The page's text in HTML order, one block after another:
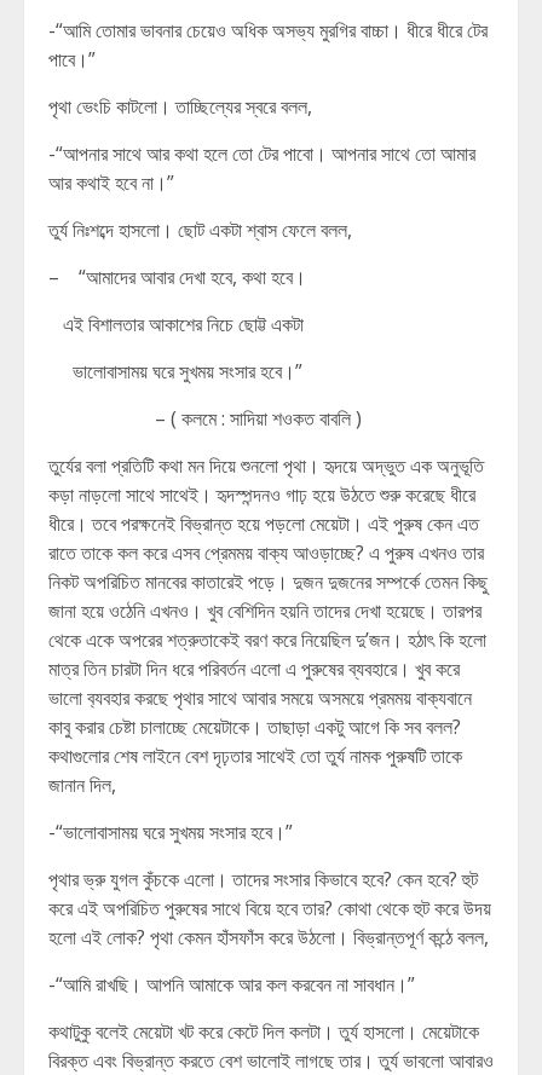
-“আমি তোমার ভাবনার চেয়েও অধিক অসভ্য মুরগির বাচ্চা। ধীরে ধীরে টের
পাবে।”
পৃথা ভেংচি কাটলো। তাচ্ছিল্যের স্বরে বলল,
-“আপনার সাথে আর কথা হলে তো টের পাবো। আপনার সাথে তো আমার
আর কথাই হবে না।”
তুর্য নিঃশব্দে হাসলো। ছোট একটা শ্বাস ফেলে বলল,
– “আমাদের আবার দেখা হবে, কথা হবে।
এই বিশালতার আকাশের নিচে ছোট্ট একটা
ভালোবাসাময় ঘরে সুখময় সংসার হবে।”
– ( কলমে : সাদিয়া শওকত বাবলি )
তুর্যের বলা প্রতিটি কথা মন দিয়ে শুনলো পৃথা। হৃদয়ে অদ্ভুত এক অনুভূতি
কড়া নাড়লো সাথে সাথেই। হৃদস্পন্দনও গাঢ় হয়ে উঠতে শুরু করেছে ধীরে
ধীরে। তবে পরক্ষনেই বিভ্রান্ত হয়ে পড়লো মেয়েটা। এই পুরুষ কেন এত
রাতে তাকে কল করে এসব প্রেমময় বাক্য আওড়াচ্ছে? এ পুরুষ এখনও তার
নিকট অপরিচিত মানবের কাতারেই পড়ে। দুজন দুজনের সম্পর্কে তেমন কিছু
জানা হয়ে ওঠেনি এখনও। খুব বেশিদিন হয়নি তাদের দেখা হয়েছে। তারপর
থেকে একে অপরের শত্রুতাকেই বরণ করে নিয়েছিল দু’জন। হঠাৎ কি হলো
মাত্র তিন চারটা দিন ধরে পরিবর্তন এলো এ পুরুষের ব্যবহারে। খুব করে
ভালো ব‌্যবহার করছে পৃথার সাথে আবার সময়ে অসময়ে প্রমময় বাক্যবানে
কাবু করার চেষ্টা চালাচ্ছে মেয়েটাকে। তাছাড়া একটু আগে কি সব বলল?
কথাগুলোর শেষ লাইনে বেশ দৃঢ়তার সাথেই তো তুর্য নামক পুরুষটি তাকে
জানান দিল,
-“ভালোবাসাময় ঘরে সুখময় সংসার হবে।”
পৃথার ভ্রু যুগল কুঁচকে এলো। তাদের সংসার কিভাবে হবে? কেন হবে? হুট
করে এই অপরিচিত পুরুষের সাথে বিয়ে হবে তার? কোথা থেকে হুট করে উদয়
হলো এই লোক? পৃথা কেমন হাঁসফাঁস করে উঠলো। বিভ্রান্তপূর্ণ কন্ঠে বলল,
-“আমি রাখছি। আপনি আমাকে আর কল করবেন না সাবধান।”
কথাটুকু বলেই মেয়েটা খট করে কেটে দিল কলটা। তুর্য হাসলো। মেয়েটাকে
বিরক্ত এবং বিভ্রান্ত করতে বেশ ভালোই লাগছে তার। তুর্য ভাবলো আবারও